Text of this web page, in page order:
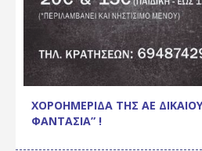
ΧΟΡΟΗΜΕΡΙΔΑ ΤΗΣ ΑΕ
ΦΑΝΤΑΣΙΑ” !